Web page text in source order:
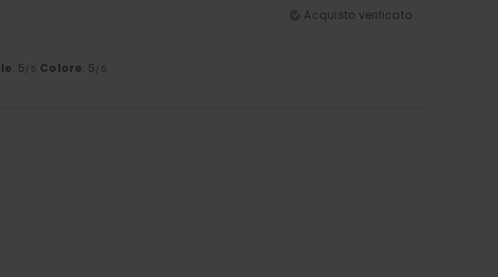
Acquisto verificato
: 5/5 Colore: 5/5